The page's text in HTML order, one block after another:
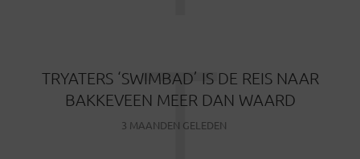
TRYATERS ‘SWIMBAD’ IS DE REIS NAAR
BAKKEVEEN MEER DAN WAARD
3 MAANDEN GELEDEN
T